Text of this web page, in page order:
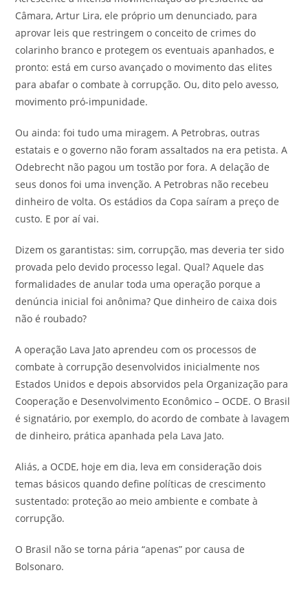
Câmara, Artur Lira, ele próprio um denunciado, para
aprovar leis que restringem o conceito de crimes do
colarinho branco e protegem os eventuais apanhados, e
pronto: está em curso avançado o movimento das elites
para abafar o combate à corrupção. Ou, dito pelo avesso,
movimento pró-impunidade.
Ou ainda: foi tudo uma miragem. A Petrobras, outras
estatais e o governo não foram assaltados na era petista. A
Odebrecht não pagou um tostão por fora. A delação de
seus donos foi uma invenção. A Petrobras não recebeu
dinheiro de volta. Os estádios da Copa saíram a preço de
custo. E por aí vai.
Dizem os garantistas: sim, corrupção, mas deveria ter sido
provada pelo devido processo legal. Qual? Aquele das
formalidades de anular toda uma operação porque a
denúncia inicial foi anônima? Que dinheiro de caixa dois
não é roubado?
A operação Lava Jato aprendeu com os processos de
combate à corrupção desenvolvidos inicialmente nos
Estados Unidos e depois absorvidos pela Organização para
Cooperação e Desenvolvimento Econômico – OCDE. O Brasil
é signatário, por exemplo, do acordo de combate à lavagem
de dinheiro, prática apanhada pela Lava Jato.
Aliás, a OCDE, hoje em dia, leva em consideração dois
temas básicos quando define políticas de crescimento
sustentado: proteção ao meio ambiente e combate à
corrupção.
O Brasil não se torna pária “apenas” por causa de
Bolsonaro.